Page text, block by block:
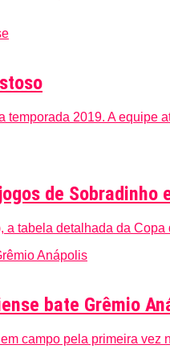
2019. A equipe
de Sobradinho
tabela detalhada da
bate Grêmio
campo pela primeira